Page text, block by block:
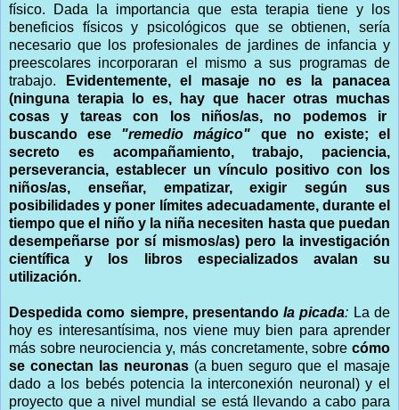
físico. Dada la importancia que esta terapia tiene y los
beneficios físicos y psicológicos que se obtienen, sería
necesario que los profesionales de jardines de infancia y
preescolares incorporaran el mismo a sus programas de
trabajo.
Evidentemente, el masaje no es la panacea
(ninguna terapia lo es, hay que hacer otras muchas
cosas y tareas con los niños/as, no podemos ir
buscando ese "remedio mágico" que no existe; el
secreto es acompañamiento, trabajo, paciencia,
perseverancia, establecer un vínculo positivo con los
niños/as, enseñar, empatizar, exigir según sus
posibilidades y poner límites adecuadamente, durante el
tiempo que el niño y la niña necesiten hasta que puedan
desempeñarse por sí mismos/as) pero la investigación
científica y los libros especializados avalan su
utilización.
Despedida como siempre, presentandola picada: La de
hoy es interesantísima, nos viene muy bien para aprender
más sobre neurociencia y, más concretamente, sobre cómo
se conectan las neuronas(a buen seguro que el masaje
dado a los bebés potencia la interconexión neuronal) y el
proyecto que a nivel mundial se está llevando a cabo para